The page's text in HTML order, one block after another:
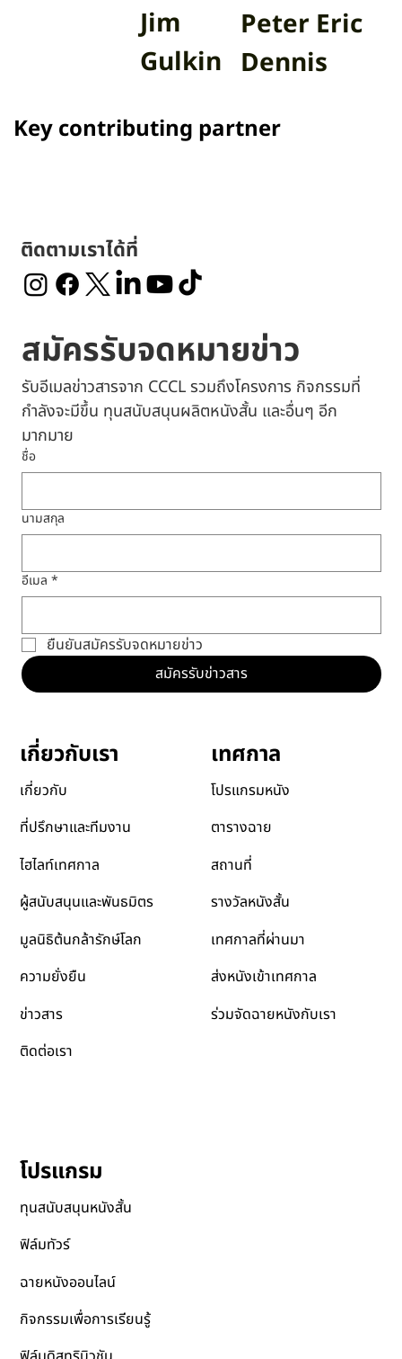
Peter Eric
Dennis
Jim
Gulkin
Key contributing partner
ติดตามเราได้ที่
สมัครรับจดหมายข่าว
รับอีเมลข่าวสารจาก CCCL รวมถึงโครงการ กิจกรรมที่
กำลังจะมีขึ้น ทุนสนับสนุนผลิตหนังสั้น และอื่นๆ อีก
มากมาย
ชื่อ
นามสกุล
อีเมล *
ยืนยันสมัครรับจดหมายข่าว
สมัครรับข่าวสาร
เกี่ยวกับเรา
เกี่ยวกับ
ที่ปรึกษาและทีมงาน
ไฮไลท์เทศกาล
ผู้สนับสนุนและพันธมิตร
มูลนิธิต้นกล้ารักษ์โลก
ความยั่งยืน
ข่าวสาร
ติดต่อเรา
เทศกาล
โปรแกรมหนัง
ตารางฉาย
สถานที่
รางวัลหนังสั้น
เทศกาลที่ผ่านมา
ส่งหนังเข้าเทศกาล
ร่วมจัดฉายหนังกับเรา
โปรแกรม
ทุนสนับสนุนหนังสั้น
ฟิล์มทัวร์
ฉายหนังออนไลน์
กิจกรรมเพื่อการเรียนรู้